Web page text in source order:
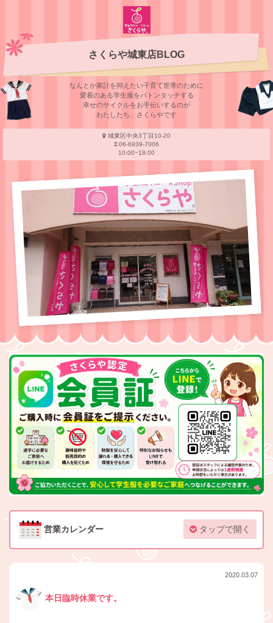
さくらや城東店BLOG
なんとか家計を抑えたい子育て世帯のために
愛着のある学⽣服をバトンタッチする
幸せのサイクルをお⼿伝いするのが
わたしたち、さくらやです
城東区中央3丁目10-20
06-6939-7006
10:00~18:00
営業カレンダー タップで開く
2020.03.07
本日臨時休業です。